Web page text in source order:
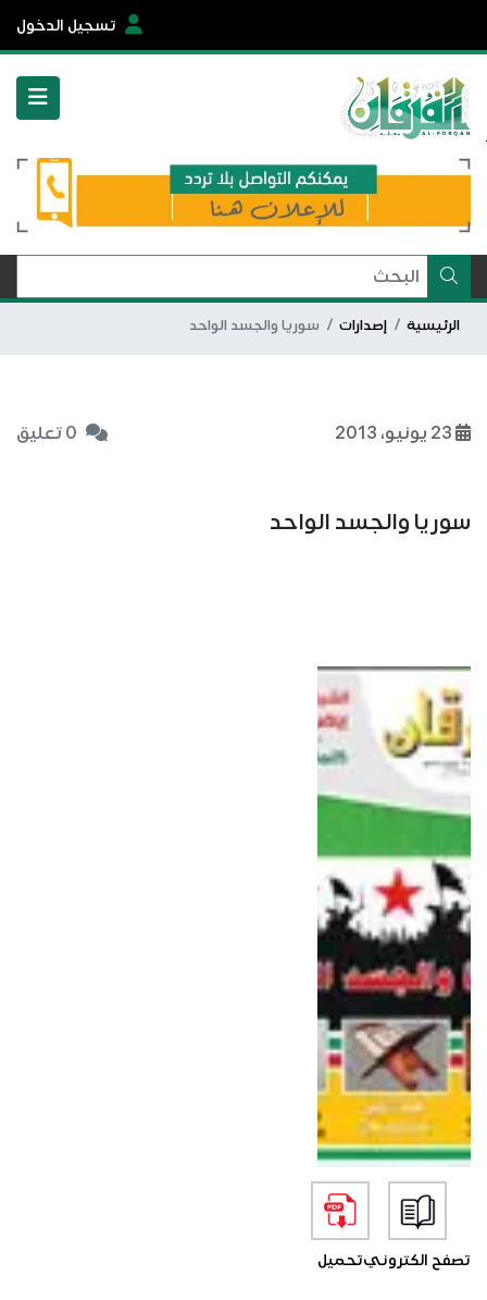
تسجيل الدخول
الرئيسية إصدارات سوريا والجسد الواحد
0 تعليق
سوريا والجسد الواحد
تصفح الكترونيتحميل